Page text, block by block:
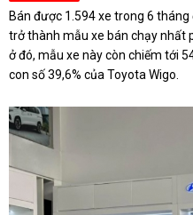
Bán được 1.594 xe trong 6
trở thành mẫu xe bán chạy nhất
ở đó, mẫu xe này còn chiếm tới
con số 39,6% của Toyota Wigo.